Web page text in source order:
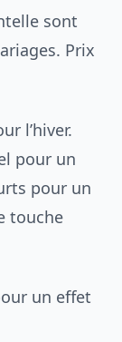
sont
Prix
l’hiver.
pour un
pour un
touche
un effet